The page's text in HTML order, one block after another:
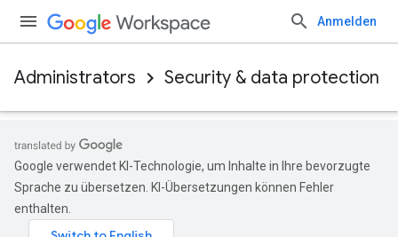
Anmelden
Administrators Security & data protection
Google verwendet KI-Technologie, um Inhalte in Ihre bevorzugte
Sprache zu übersetzen. KI-Übersetzungen können Fehler
enthalten.